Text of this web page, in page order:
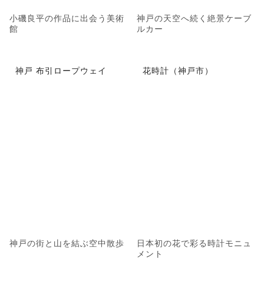
小磯良平の作品に出会う美術
館
神戸の天空へ続く絶景ケーブ
ルカー
神戸 布引ロープウェイ
神戸の街と山を結ぶ空中散歩
花時計（神戸市）
日本初の花で彩る時計モニュ
メント